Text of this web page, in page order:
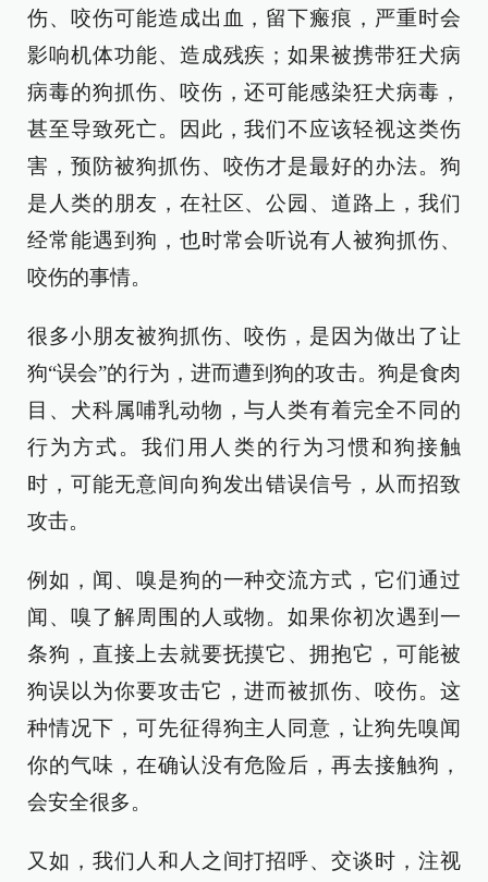
伤、咬伤可能造成出血，留下瘢痕，严重时会
影响机体功能、造成残疾；如果被携带狂犬病
病毒的狗抓伤、咬伤，还可能感染狂犬病毒，
甚至导致死亡。因此，我们不应该轻视这类伤
害，预防被狗抓伤、咬伤才是最好的办法。狗
是人类的朋友，在社区、公园、道路上，我们
经常能遇到狗，也时常会听说有人被狗抓伤、
咬伤的事情。
很多小朋友被狗抓伤、咬伤，是因为做出了让
狗“误会”的行为，进而遭到狗的攻击。狗是食肉
目、犬科属哺乳动物，与人类有着完全不同的
行为方式。我们用人类的行为习惯和狗接触
时，可能无意间向狗发出错误信号，从而招致
攻击。
例如，闻、嗅是狗的一种交流方式，它们通过
闻、嗅了解周围的人或物。如果你初次遇到一
条狗，直接上去就要抚摸它、拥抱它，可能被
狗误以为你要攻击它，进而被抓伤、咬伤。这
种情况下，可先征得狗主人同意，让狗先嗅闻
你的气味，在确认没有危险后，再去接触狗，
会安全很多。
又如，我们人和人之间打招呼、交谈时，注视